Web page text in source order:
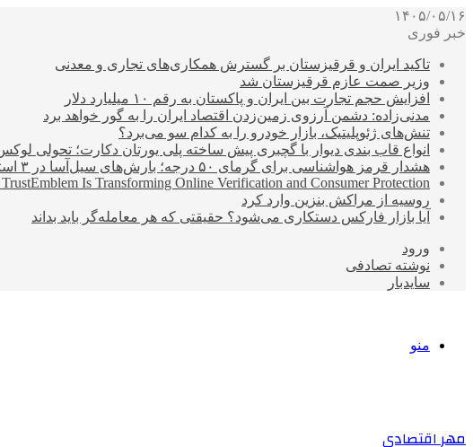
۱۴۰۵/۰۵/۱۶
خبر فوری
تاکید ایران و قرقیزستان بر گسترش همکاری‌های تجاری و معدنی
وزیر صمت عازم قرقیزستان شد
افزایش حجم تجارت بین ایران و پاکستان به رقم ۱۰ میلیارد دلار
مدنی‌زاده: دشمن آرزوی زمین‌زدن اقتصاد ایران را به گور خواهد برد
تنش‌های ژئوپلیتیک، بازار خودرو را به کدام سو می‌برد؟
انواع قاب بندی دیوار با گچبری پیش ساخته پلی یورتان دکارت؛ تحولی
هشدار قرمز هواشناسی برای گرمای ۵۰ درجه؛ بارش‌های سیل‌آسا در ۳ استان
Is Transforming Online Verification and Consumer Protection
روسیه از مراکش بنزین وارد کرد
آیا بازار فارکس دستکاری می‌شود؟ حقیقتی که هر معامله‌گر باید بداند
ورود
نوشته تصادفی
سایدبار
منو
مهر اقتصادی